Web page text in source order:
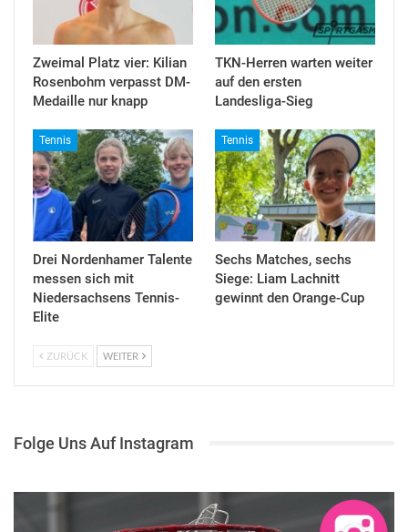
Zweimal Platz vier: Kilian
Rosenbohm verpasst DM-
Medaille nur knapp
TKN-Herren warten weiter
auf den ersten
Landesliga-Sieg
Tennis
Drei Nordenhamer Talente
messen sich mit
Niedersachsens Tennis-
Elite
Tennis
Sechs Matches, sechs
Siege: Liam Lachnitt
gewinnt den Orange-Cup
ZURÜCK WEITER
Folge Uns Auf Instagram